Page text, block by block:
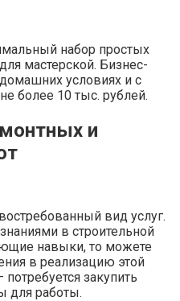
набор простых
мастерской. Бизнес-
условиях и с
более 10 тыс. рублей.
и
вид услуг.
в строительной
навыки, то можете
в реализацию этой
закупить
для работы.